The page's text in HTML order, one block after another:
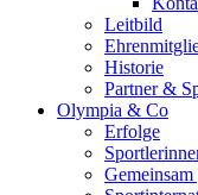
Leitbild
Historie
Partner &
Olympia & Co
Erfolge